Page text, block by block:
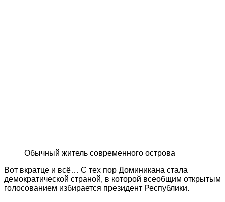
Обычный житель современного острова
Вот вкратце и всё… С тех пор Доминикана стала
демократической страной, в которой всеобщим открытым
голосованием избирается президент Республики.